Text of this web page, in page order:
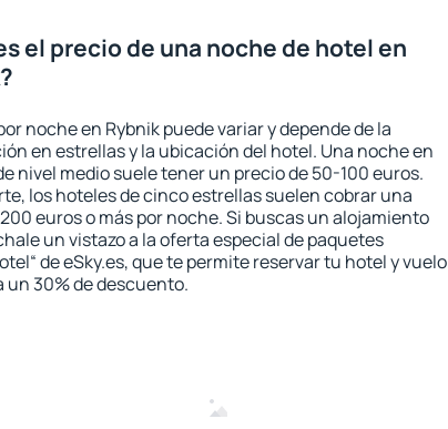
el precio de una noche de hotel en
noche en Rybnik puede variar y depende de la
en estrellas y la ubicación del hotel. Una noche en
nivel medio suele tener un precio de 50-100 euros.
los hoteles de cinco estrellas suelen cobrar una
euros o más por noche. Si buscas un alojamiento
un vistazo a la oferta especial de paquetes
de eSky.es, que te permite reservar tu hotel y vuelo
un 30% de descuento.